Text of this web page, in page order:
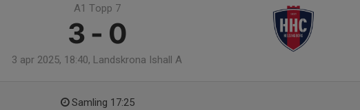
A1 Topp 7
3 - 0
3 apr 2025, 18:40, Landskrona Ishall A
Samling 17:25